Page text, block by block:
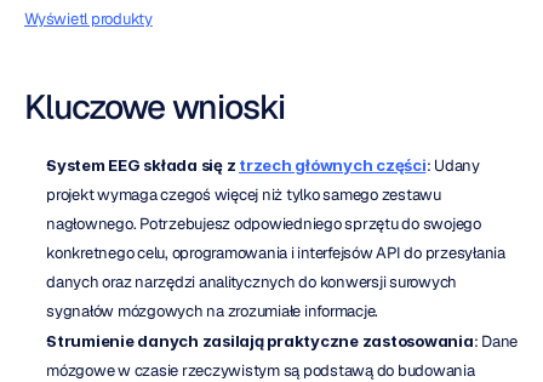
Wyświetl produkty
Kluczowe wnioski
System EEG składa się z trzech głównych części: Udany
projekt wymaga czegoś więcej niż tylko samego zestawu
nagłownego. Potrzebujesz odpowiedniego sprzętu do swojego
konkretnego celu, oprogramowania i interfejsów API do przesyłania
danych oraz narzędzi analitycznych do konwersji surowych
sygnałów mózgowych na zrozumiałe informacje.
Strumienie danych zasilają praktyczne zastosowania: Dane
mózgowe w czasie rzeczywistym są podstawą do budowania